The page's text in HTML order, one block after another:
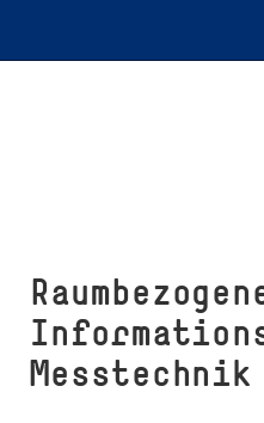
Messtechnik